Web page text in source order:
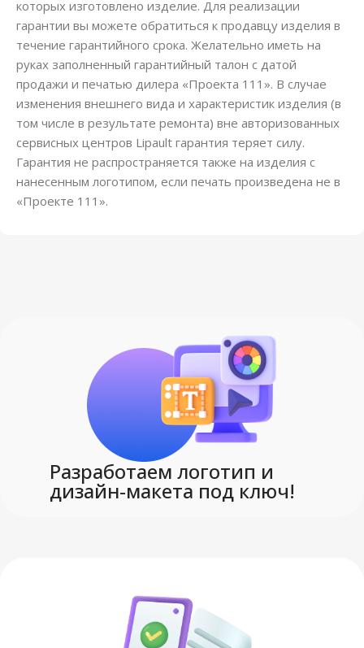
которых изготовлено изделие. Для реализации
гарантии вы можете обратиться к продавцу изделия в
течение гарантийного срока. Желательно иметь на
руках заполненный гарантийный талон с датой
продажи и печатью дилера «Проекта 111». В случае
изменения внешнего вида и характеристик изделия (в
том числе в результате ремонта) вне авторизованных
сервисных центров Lipault гарантия теряет силу.
Гарантия не распространяется также на изделия с
нанесенным логотипом, если печать произведена не в
«Проекте 111».
Разработаем логотип и
дизайн-макета под ключ!